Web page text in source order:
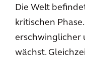
Die Welt
kritischen
erschwinglicher
wächst.